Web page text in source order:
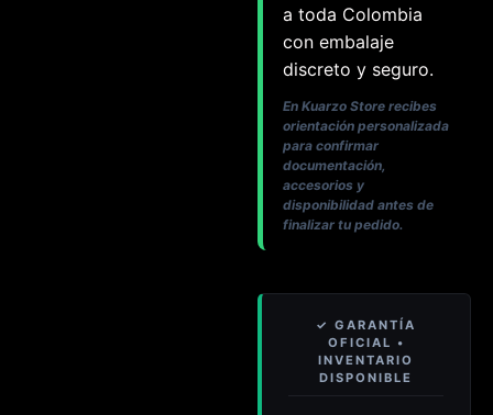
a toda Colombia
con embalaje
discreto y seguro.
En Kuarzo Store recibes
orientación personalizada
para confirmar
documentación,
accesorios y
disponibilidad antes de
finalizar tu pedido.